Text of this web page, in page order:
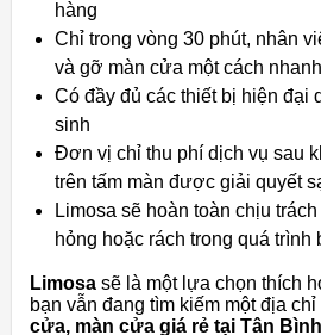
hàng
Chỉ trong vòng 30 phút, nhân
và gỡ màn cửa một cách
Có đầy đủ các thiết bị hiện đại
sinh
Đơn vị chỉ thu phí dịch vụ sau
trên tấm màn được giải quyết
Limosa sẽ hoàn toàn chịu
hỏng hoặc rách trong quá trình
Limosa sẽ là một lựa chọn thích
bạn vẫn đang tìm kiếm một địa
cửa, màn cửa giá rẻ tại Tân Bình